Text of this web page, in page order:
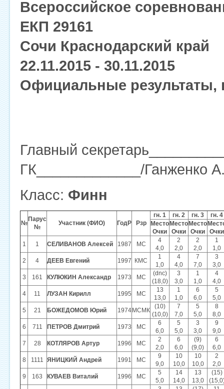
Всероссийское
ЕКП 29161
Сочи Краснодарский край
22.11.2015 - 30.11.2015
Официальные результаты,
Главный
ГК_____________/Ганженко
Класс: Финн
№
Парус
№
Участник (ФИО) ГодР Рзр
гн. 1 гн. 2 гн. 3
гн. 4
Место
Очки
Место
Очки
Место
Очки
Очки
1
1 СЕЛИВАНОВ Алексей 1987 МС
4
4,0
2
2,0
2
2,0
1
1,0
2
4 ДЕЕВ Евгений 1997 КМС
1
1,0
4
4,0
7
7,0
3
3,0
3
161 КУЛЮКИН Александр 1973 МС
(dnc)
(18,0)
3
3,0
1
1,0
4
4,0
4
11 ЛУЗАН Кирилл 1995 МС
13
13,0
1
1,0
6
6,0
5
5,0
5
21 БОЖЕДОМОВ Юрий 1974 МСМК
(10)
(10,0)
7
7,0
5
5,0
8
8,0
6
711 ПЕТРОВ Дмитрий 1973 МС
6
6,0
5
5,0
3
3,0
9
9,0
7
28 КОТЛЯРОВ Артур 1996 МС
2
2,0
6
6,0
(9)
(9,0)
6
6,0
8
1111 ЯНИЦКИЙ Андрей 1991 МС
9
9,0
10
10,0
10
10,0
2
2,0
9
163 КУВАЕВ Виталий 1996 МС
5
5,0
14
14,0
13
13,0
(15)